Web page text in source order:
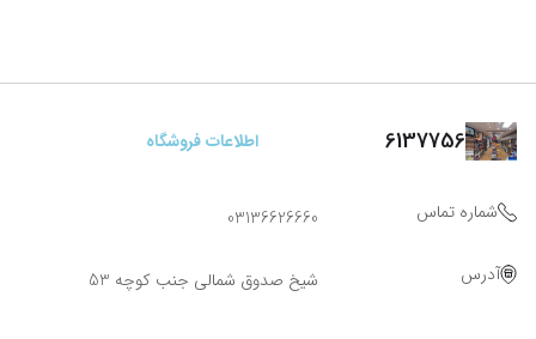
6137756 اطلاعات فروشگاه
شماره تماس 03136626660
آدرس شیخ صدوق شمالی جنب کوچه 53